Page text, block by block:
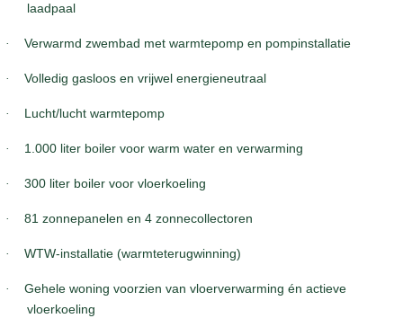
laadpaal
· Verwarmd zwembad met warmtepomp en pompinstallatie
· Volledig gasloos en vrijwel energieneutraal
· Lucht/lucht warmtepomp
· 1.000 liter boiler voor warm water en verwarming
· 300 liter boiler voor vloerkoeling
· 81 zonnepanelen en 4 zonnecollectoren
· WTW-installatie (warmteterugwinning)
·
Gehele woning voorzien van vloerverwarming én actieve
vloerkoeling